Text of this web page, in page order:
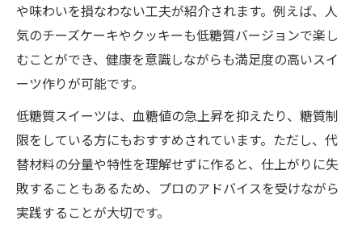
や味わいを損なわない工夫が紹介されます。例えば、人
気のチーズケーキやクッキーも低糖質バージョンで楽し
むことができ、健康を意識しながらも満足度の高いスイ
ーツ作りが可能です。
低糖質スイーツは、血糖値の急上昇を抑えたり、糖質制
限をしている方にもおすすめされています。ただし、代
替材料の分量や特性を理解せずに作ると、仕上がりに失
敗することもあるため、プロのアドバイスを受けながら
実践することが大切です。